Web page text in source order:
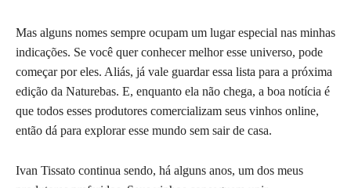
Mas alguns nomes sempre ocupam um lugar especial nas minhas
indicações. Se você quer conhecer melhor esse universo, pode
começar por eles. Aliás, já vale guardar essa lista para a próxima
edição da Naturebas. E, enquanto ela não chega, a boa notícia é
que todos esses produtores comercializam seus vinhos online,
então dá para explorar esse mundo sem sair de casa.
Ivan Tissato continua sendo, há alguns anos, um dos meus